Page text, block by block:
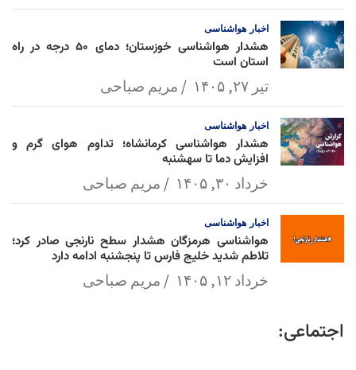
اخبار هواشناسی
هشدار هواشناسی خوزستان؛ دمای ۵۰ درجه در راه
استان است
تیر ۲۷, ۱۴۰۵ مریم صباحی
اخبار هواشناسی
هشدار هواشناسی کرمانشاه؛ تداوم هوای گرم و
افزایش دما تا سهشنبه
خرداد ۳۰, ۱۴۰۵ مریم صباحی
اخبار هواشناسی
هواشناسی هرمزگان هشدار سطح نارنجی صادر کرد؛
تلاطم شدید خلیج فارس تا پنجشنبه ادامه دارد
خرداد ۱۲, ۱۴۰۵ مریم صباحی
اجتماعی: